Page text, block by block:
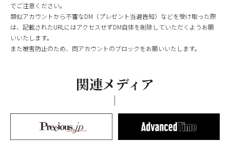
でご注意ください。
類似アカウントから不審なDM（プレゼント当選告知）などを受け取った際
は、記載されたURLにはアクセスせずDM自体を削除していただくようお願
いいたします。
また被害防止のため、同アカウントのブロックをお願いいたします。
関連メディア